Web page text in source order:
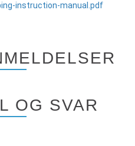
instruction-manual.pdf
OG SVAR